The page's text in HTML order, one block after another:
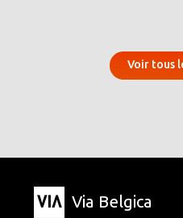
Voir tous
Via Belgica